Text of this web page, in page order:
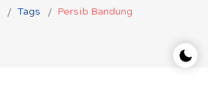
Tags Persib Bandung